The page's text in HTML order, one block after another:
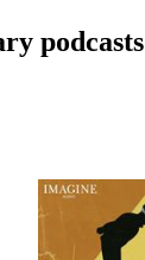
podcasts